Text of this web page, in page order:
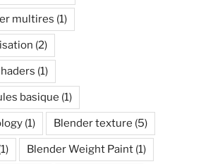
multires (1)
(2)
(1)
basique (1)
(1) Blender texture (5)
Blender Weight Paint (1)